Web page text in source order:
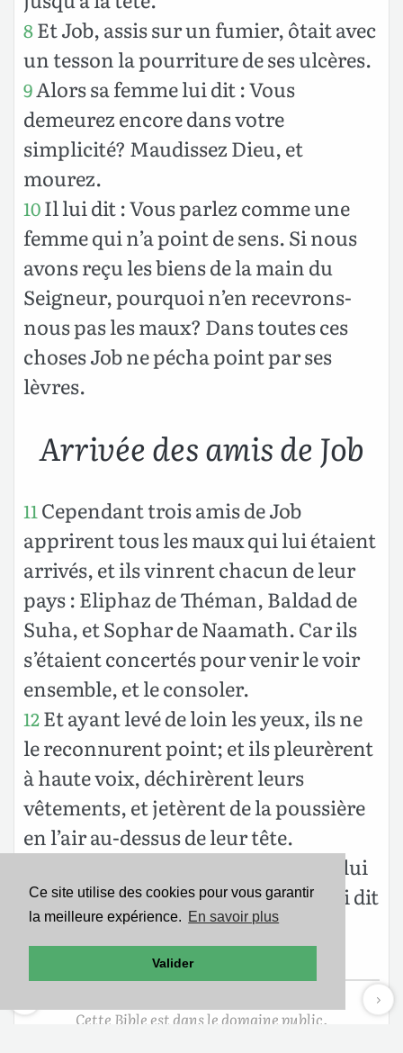
Ce site utilise des cookies pour vous garantir
la meilleure expérience. En savoir plus
Valider
8Et Job, assis sur un fumier, ôtait avec
un tesson la pourriture de ses ulcères.
9Alors sa femme lui dit : Vous
demeurez encore dans votre
simplicité? Maudissez Dieu, et
mourez.
10Il lui dit : Vous parlez comme une
femme qui n’a point de sens. Si nous
avons reçu les biens de la main du
Seigneur, pourquoi n’en recevrons-
nous pas les maux? Dans toutes ces
choses Job ne pécha point par ses
lèvres.
Arrivée des amis de Job
11 Cependant trois amis de Job
apprirent tous les maux qui lui étaient
arrivés, et ils vinrent chacun de leur
pays : Eliphaz de Théman, Baldad de
Suha, et Sophar de Naamath. Car ils
s’étaient concertés pour venir le voir
ensemble, et le consoler.
12Et ayant levé de loin les yeux, ils ne
le reconnurent point; et ils pleurèrent
à haute voix, déchirèrent leurs
vêtements, et jetèrent de la poussière
en l’air au-dessus de leur tête.
Et ils se tinrent assis à terre avec lui
sept jours et sept nuits, et nul ne lui dit
une parole, car ils voyaient que sa
douleur était extrême.
Cette Bible est dans le domaine public.